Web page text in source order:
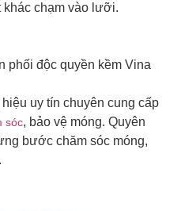
khác chạm vào lưỡi.
phối độc quyền kềm Vina
uy tín chuyên cung cấp
sóc, bảo vệ móng. Quyên
bước chăm sóc móng,